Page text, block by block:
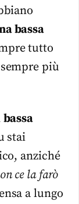
bassa
tutto
più
bassa
stai
anziché
ce la farò
a lungo